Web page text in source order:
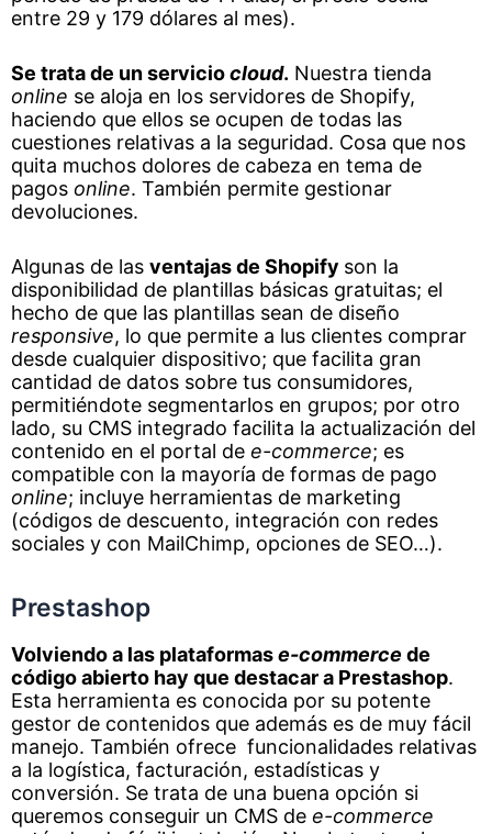
entre 29 y 179 dólares al mes).
Se trata de un serviciocloud. Nuestra tienda
online se aloja en los servidores de Shopify,
haciendo que ellos se ocupen de todas las
cuestiones relativas a la seguridad. Cosa que nos
quita muchos dolores de cabeza en tema de
pagos online. También permite gestionar
devoluciones.
Algunas de las ventajas de Shopify son la
disponibilidad de plantillas básicas gratuitas; el
hecho de que las plantillas sean de diseño
responsive, lo que permite a lus clientes comprar
desde cualquier dispositivo; que facilita gran
cantidad de datos sobre tus consumidores,
permitiéndote segmentarlos en grupos; por otro
lado, su CMS integrado facilita la actualización del
contenido en el portal de e-commerce; es
compatible con la mayoría de formas de pago
online; incluye herramientas de marketing
(códigos de descuento, integración con redes
sociales y con MailChimp, opciones de SEO…).
Prestashop
Volviendo a las plataformase-commerce de
código abierto hay que destacar a Prestashop.
Esta herramienta es conocida por su potente
gestor de contenidos que además es de muy fácil
manejo. También ofrece funcionalidades relativas
a la logística, facturación, estadísticas y
conversión. Se trata de una buena opción si
queremos conseguir un CMS dee-commerce